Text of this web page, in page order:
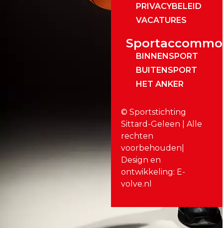
PRIVACYBELEID
VACATURES
BINNENSPORT
BUITENSPORT
HET ANKER
© Sportstichting
Sittard-Geleen | Alle
rechten
voorbehouden|
Design en
ontwikkeling: E-
volve.nl